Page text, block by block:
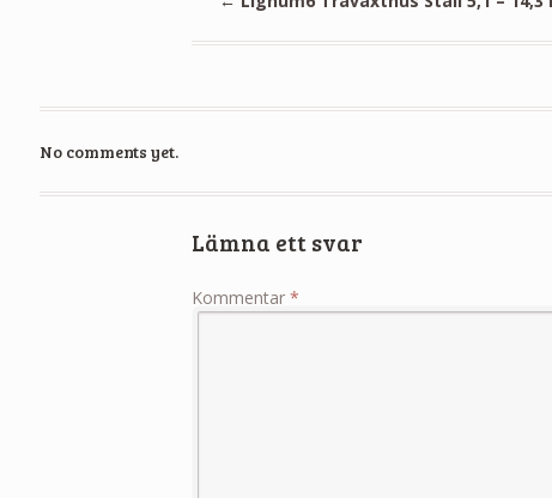
No comments yet.
Lämna ett svar
Kommentar*